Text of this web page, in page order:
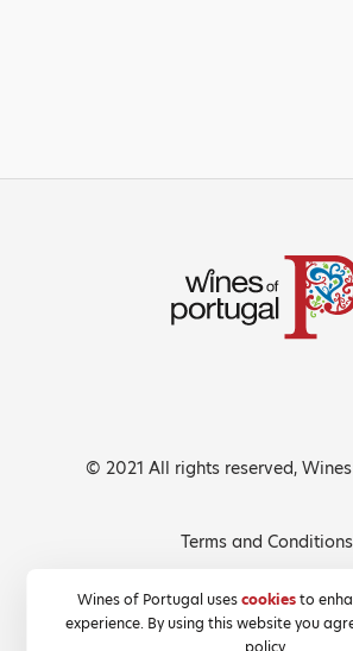
Wines of Portugal usescookiesto
experience. By using this website you
policy.
© 2021 All rights reserved,
Terms and Conditions
Cookies Policy